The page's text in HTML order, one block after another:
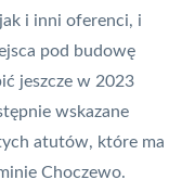
i inni oferenci, i
pod budowę
jeszcze w 2023
wskazane
atutów, które ma
Choczewo.